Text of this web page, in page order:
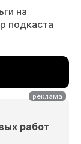
на
подкаста
работ